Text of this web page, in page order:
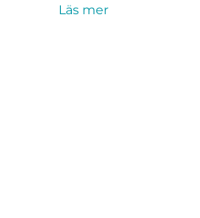
Läs merabout Intervju